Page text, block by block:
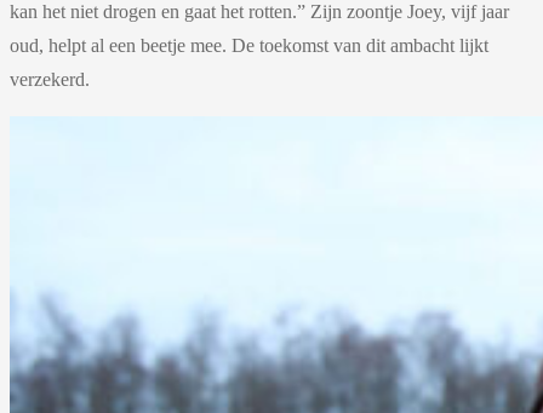
kan het niet drogen en gaat het rotten.” Zijn zoontje Joey, vijf jaar
oud, helpt al een beetje mee. De toekomst van dit ambacht lijkt
verzekerd.